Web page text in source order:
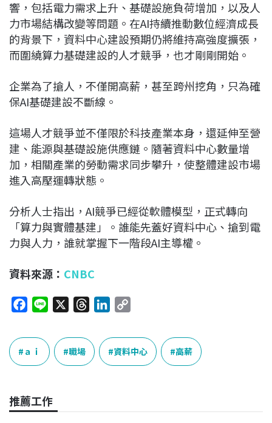
響，包括電力需求上升、基礎設施負荷增加，以及人
力市場結構改變等問題。在AI持續推動數位經濟成長
的背景下，資料中心建設預期仍將維持高強度擴張，
而圍繞算力基礎建設的人才競爭，也才剛剛開始。
企業為了搶人，不僅開高薪，甚至跨州挖角，只為確
保AI基礎建設不斷線。
這場人才競爭並不僅限於科技產業本身，還延伸至營
建、能源與基礎設施供應鏈。隨著資料中心數量增
加，相關產業的勞動需求同步攀升，使整體建設市場
進入高壓運轉狀態。
分析人士指出，AI競爭已經從軟體模型，正式轉向
「算力與實體基建」。誰能先蓋好資料中心、搶到電
力與人力，誰就掌握下一階段AI主導權。
資料來源： CNBC
c
e
b
o
k
e
e
a
n
k
e
n
p
y
L
k
ａｉ 職場 資料中心 高薪
推薦工作